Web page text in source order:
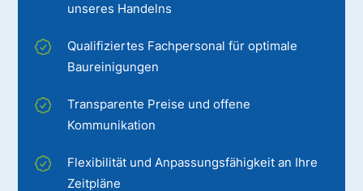
unseres Handelns
Qualifiziertes Fachpersonal für optimale
Baureinigungen
Transparente Preise und offene
Kommunikation
Flexibilität und Anpassungsfähigkeit an Ihre
Zeitpläne